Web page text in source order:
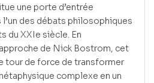
une porte d’entrée
l’un des débats philosophiques
du XXIe siècle. En
de Nick Bostrom, cet
tour de force de transformer
complexe en un